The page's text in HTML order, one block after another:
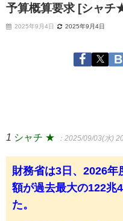
予算概算要求 [シャチ
2025年9月4日 2025年9月4日
1 シャチ ★ ：2025/09/03(水)
財務省は3日、2026年
額が過去最大の122兆
た。